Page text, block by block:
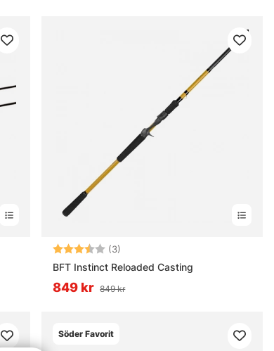
Betyg: (3)
BFT Instinct Reloaded Casting
849 kr 849 kr
Söder Favorit